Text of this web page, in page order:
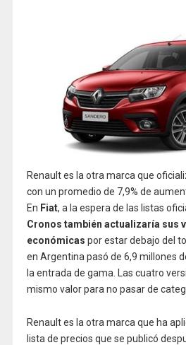
Renault es la otra marca que
con un promedio de 7,9% de
En Fiat, a la espera de las listas
Cronos también actualizaría sus
económicas por estar debajo del
en Argentina pasó de 6,9 millones
la entrada de gama. Las cuatro
mismo valor para no pasar de
Renault es la otra marca que ha
lista de precios que se publicó